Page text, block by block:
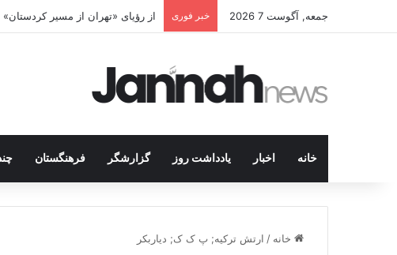
جمعه, آگوست 7 2026 خبر فوری از رؤیای «تهران از مسیر
خانه اخبار یادداشت روز گزارشگر فرهنگستان
خانه / ارتش ترکیه; پ ک ک; دیاربکر